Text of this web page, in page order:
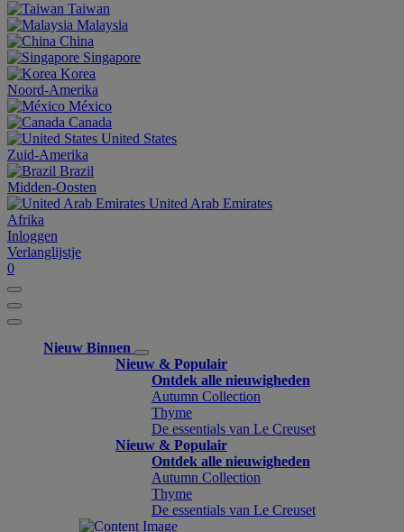
Taiwan
Malaysia
China
Singapore
Korea
Noord-Amerika
México
Canada
United States
Zuid-Amerika
Brazil
Midden-Oosten
United Arab Emirates
Afrika
Inloggen
Verlanglijstje
0
Nieuw Binnen
Nieuw & Populair
Ontdek alle nieuwigheden
Autumn Collection
Thyme
De essentials van Le Creuset
Nieuw & Populair
Ontdek alle nieuwigheden
Autumn Collection
Thyme
De essentials van Le Creuset